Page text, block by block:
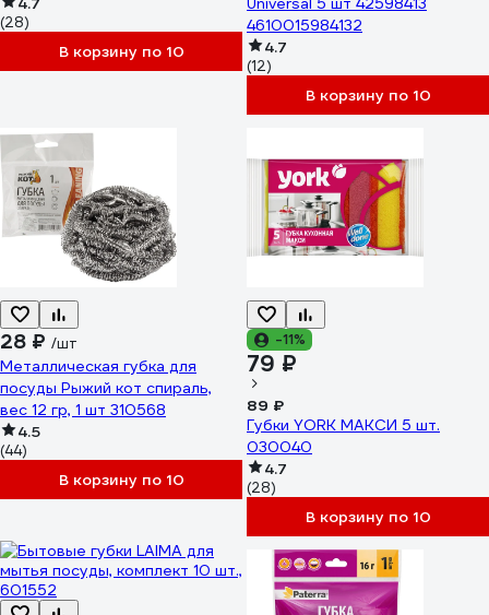
(28)
В корзину по 10
4610015984132
4.7
(12)
В корзину по 10
28 ₽ /шт
Металлическая губка для
посуды Рыжий кот спираль,
вес 12 гр, 1 шт 310568
4.5
(44)
В корзину по 10
-11%
79 ₽
89 ₽
Губки YORK МАКСИ 5 шт.
030040
4.7
(28)
В корзину по 10